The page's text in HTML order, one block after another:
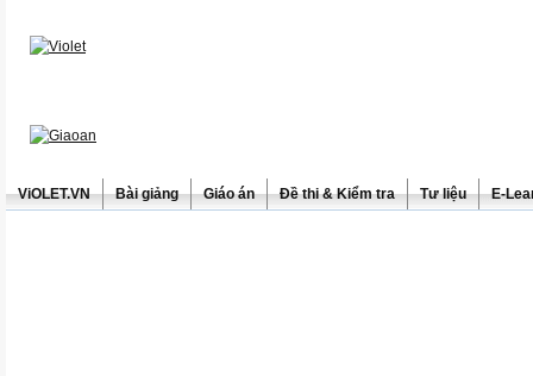
ViOLET.VN Bài giảng Giáo án Đề thi & Kiểm tra Tư liệu E-